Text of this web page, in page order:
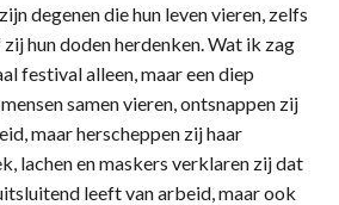
degenen die hun leven vieren, zelfs
hun doden herdenken. Wat ik zag
festival alleen, maar een diep
samen vieren, ontsnappen zij
maar herscheppen zij haar
lachen en maskers verklaren zij dat
leeft van arbeid, maar ook